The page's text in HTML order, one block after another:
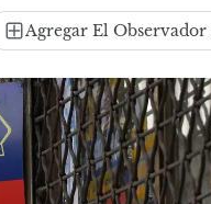
Agregar El Observador